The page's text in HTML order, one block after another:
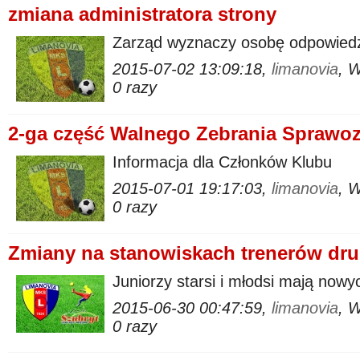
zmiana administratora strony
Zarząd wyznaczy osobę
2015-07-02 13:09:18, limanovia,
0 razy
2-ga część Walnego Zebrania
Informacja dla Członków Klubu
2015-07-01 19:17:03, limanovia,
0 razy
Zmiany na stanowiskach trenerów
Juniorzy starsi i młodsi mają
2015-06-30 00:47:59, limanovia,
0 razy